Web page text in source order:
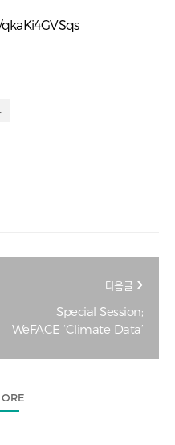
다음글
Special Session;
WeFACE ‘Climate Data’